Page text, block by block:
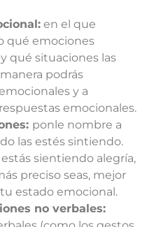
en el que
qué emociones
qué situaciones las
podrás
y a
emocionales.
ponle nombre a
las estés sintiendo.
sientiendo alegría,
preciso seas, mejor
estado emocional.
no verbales: